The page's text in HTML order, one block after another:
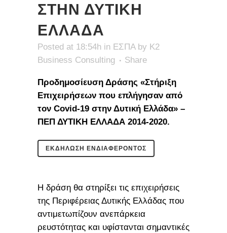
ΣΤΗΝ ΔΥΤΙΚΗ
ΕΛΛΑΔΑ
Posted at 18:54h in ΕΣΠΑ by K2
Business Consulting
Share
Προδημοσίευση Δράσης «Στήριξη
Επιχειρήσεων που επλήγησαν από
τον Covid-19 στην Δυτική Ελλάδα» –
ΠΕΠ ΔΥΤΙΚΗ ΕΛΛΑΔΑ 2014-2020.
ΕΚΔΗΛΩΣΗ ΕΝΔΙΑΦΕΡΟΝΤΟΣ
Η δράση θα στηρίξει τις επιχειρήσεις
της Περιφέρειας Δυτικής Ελλάδας που
αντιμετωπίζουν ανεπάρκεια
ρευστότητας και υφίστανται σημαντικές